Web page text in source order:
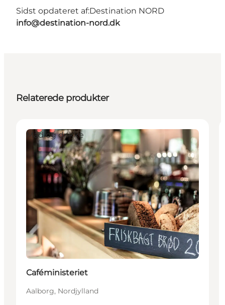
Sidst opdateret af:Destination NORD
info@destination-nord.dk
Relaterede produkter
Mad og drikke
Caféministeriet
Aalborg, Nordjylland